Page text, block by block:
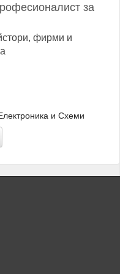
за
фирми и
и Схеми